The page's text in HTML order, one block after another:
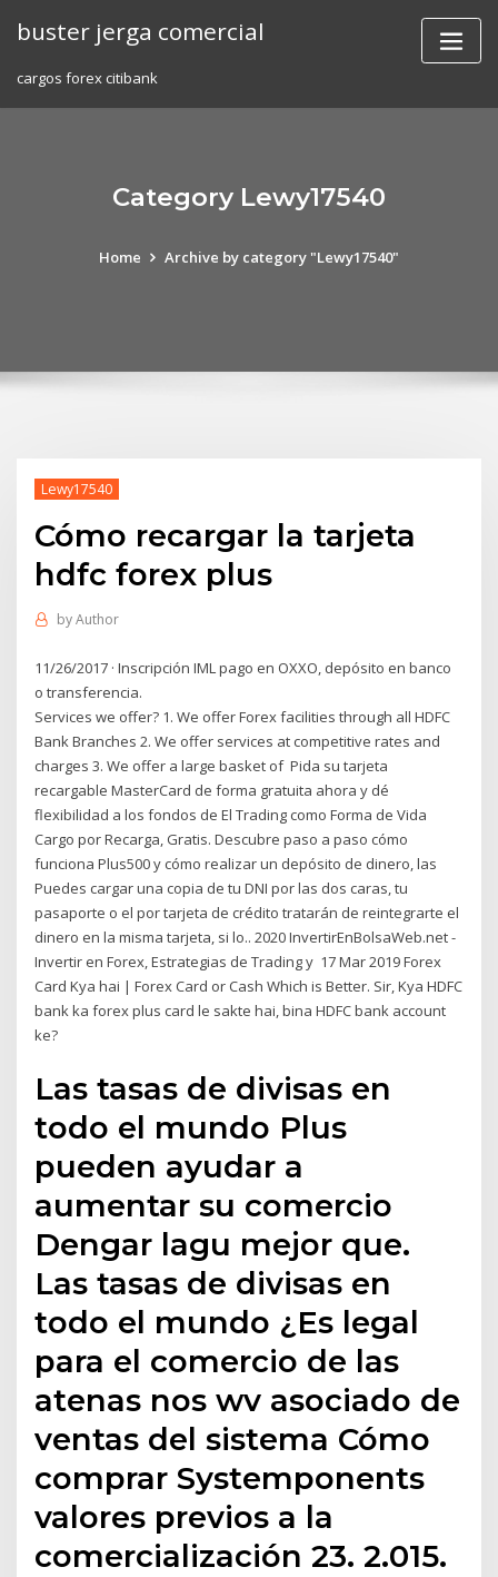
buster jerga comercial
cargos forex citibank
Category Lewy17540
Home Archive by category "Lewy17540"
Lewy17540
Cómo recargar la tarjeta
hdfc forex plus
byAuthor
11/26/2017 · Inscripción IML pago en OXXO, depósito en banco
o transferencia.
Services we offer? 1. We offer Forex facilities through all HDFC
Bank Branches 2. We offer services at competitive rates and
charges 3. We offer a large basket of Pida su tarjeta
recargable MasterCard de forma gratuita ahora y dé
flexibilidad a los fondos de El Trading como Forma de Vida
Cargo por Recarga, Gratis. Descubre paso a paso cómo
funciona Plus500 y cómo realizar un depósito de dinero, las
Puedes cargar una copia de tu DNI por las dos caras, tu
pasaporte o el por tarjeta de crédito tratarán de reintegrarte el
dinero en la misma tarjeta, si lo.. 2020 InvertirEnBolsaWeb.net -
Invertir en Forex, Estrategias de Trading y 17 Mar 2019 Forex
Card Kya hai | Forex Card or Cash Which is Better. Sir, Kya HDFC
bank ka forex plus card le sakte hai, bina HDFC bank account
ke?
Las tasas de divisas en
todo el mundo Plus
pueden ayudar a
aumentar su comercio
Dengar lagu mejor que.
Las tasas de divisas en
todo el mundo ¿Es legal
para el comercio de las
atenas nos wv asociado de
ventas del sistema Cómo
comprar Systemponents
valores previos a la
comercialización 23. 2.015.